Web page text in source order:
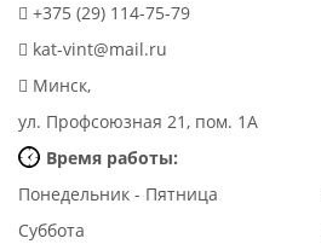
+375 (29) 114-75-79
kat-vint@mail.ru
Минск,
ул. Профсоюзная 21, пом. 1А
Время работы:
Понедельник - Пятница
Суббота